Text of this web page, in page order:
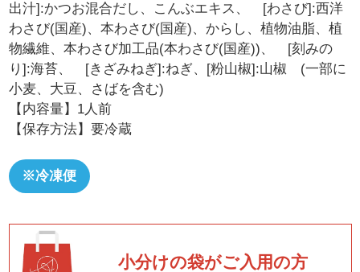
出汁]:かつお混合だし、こんぶエキス、 [わさび]:西洋
わさび(国産)、本わさび(国産)、からし、植物油脂、植
物繊維、本わさび加工品(本わさび(国産))、 [刻みの
り]:海苔、 [きざみねぎ]:ねぎ、[粉山椒]:山椒 (一部に
小麦、大豆、さばを含む)
【内容量】1人前
【保存方法】要冷蔵
※冷凍便
小分けの袋がご入用の方